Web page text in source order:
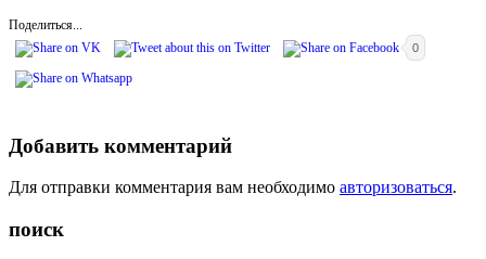
Поделиться...
0
Добавить комментарий
Для отправки комментария вам необходимо авторизоваться.
поиск